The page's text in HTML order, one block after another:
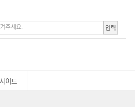
입력
이트